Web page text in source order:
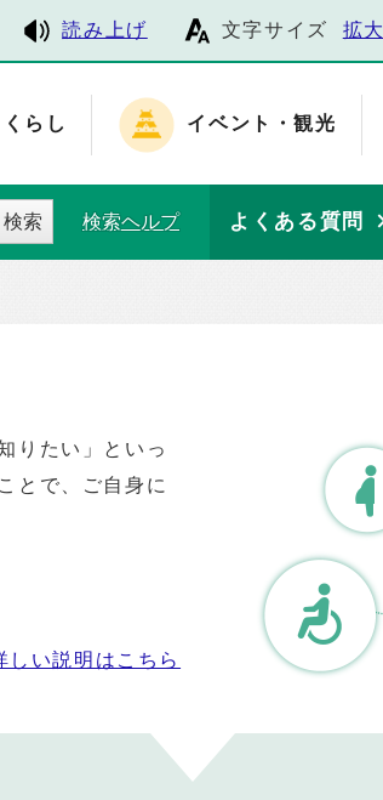
読み上げ 文字サイズ 拡大
くらし イベント・観光
検索 検索ヘルプ よくある質問
りたい」といっ
とで、ご自身に
しい説明はこちら